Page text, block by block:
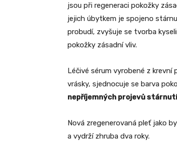
jsou při regeneraci pokožky
jejich úbytkem je spojeno
probudí, zvyšuje se tvorba
pokožky zásadní vliv.
Léčivé sérum vyrobené z krevní
vrásky, sjednocuje se barva
nepříjemných projevů stárnutí
Nová zregenerovaná pleť jako
a vydrží zhruba dva roky.